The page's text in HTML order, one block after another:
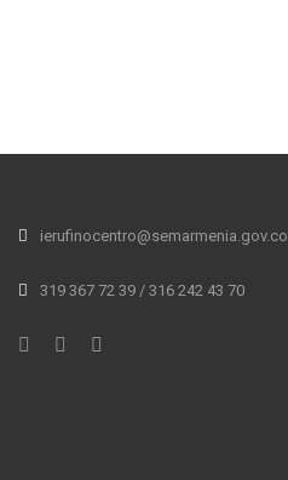
ierufinocentro@semarmenia.gov.co
319 367 72 39 / 316 242 43 70